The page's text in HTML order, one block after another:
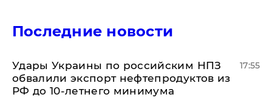
Последние новости
Удары Украины по российским НПЗ
обвалили экспорт нефтепродуктов из
РФ до 10-летнего минимума
17:55